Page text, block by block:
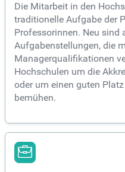
Die Mitarbeit in den
traditionelle Aufgabe der
Professorinnen. Neu
Aufgabenstellungen, die
Managerqualifikationen
Hochschulen um die
oder um einen guten
bemühen.